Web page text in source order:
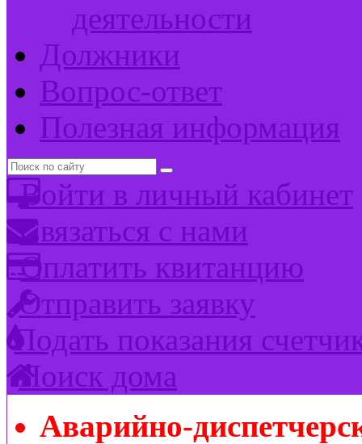
деятельности
Должники
Вопрос-ответ
Полезная информация
Войти в личный кабинет
Связаться с нами
Оплатить квитанцию
Отправить заявку
Подать показания
Поиск дома
Аварийно-